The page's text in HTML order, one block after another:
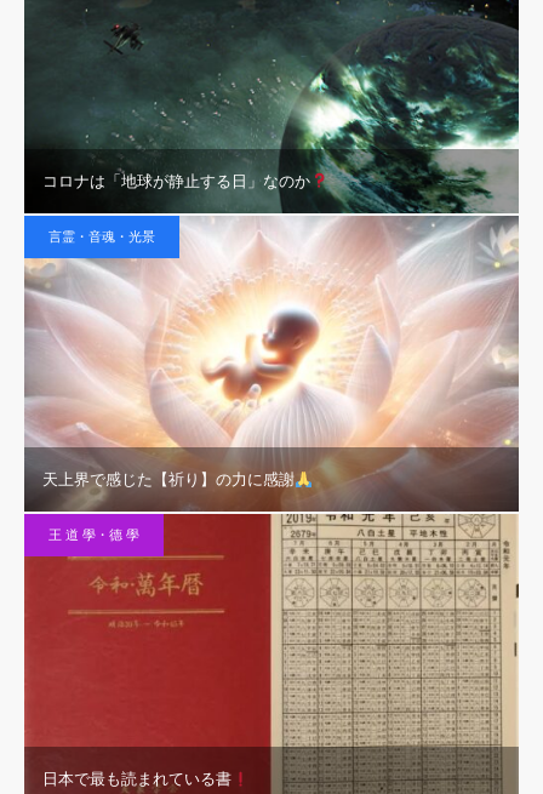
コロナは「地球が静止する日」なのか
言霊・音魂・光景
天上界で感じた【祈り】の力に感謝
王 道 學・德 學
日本で最も読まれている書